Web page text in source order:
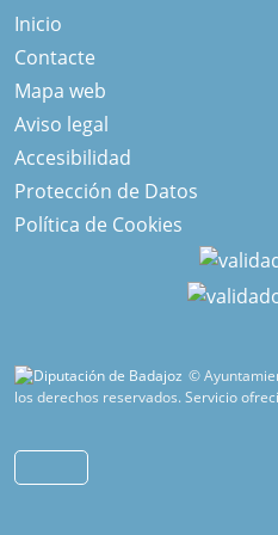
Inicio
Contacte
Mapa web
Aviso legal
Accesibilidad
Protección de Datos
Política de Cookies
©
los derechos reservados.Servicio